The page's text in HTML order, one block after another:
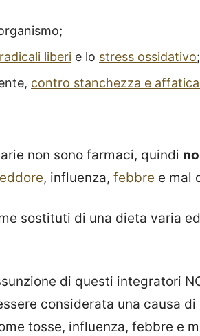
radicali liberi e lo stress ossidativo;
contro stanchezza e
non sono farmaci, quindi
, influenza, febbre e mal
sostituti di una dieta varia
di questi integratori
considerata una causa di
tosse, influenza, febbre e